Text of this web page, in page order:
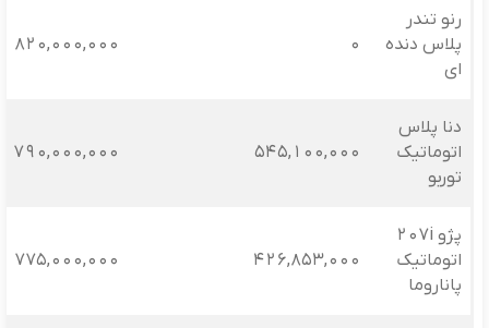
رنو تندر
پلاس دنده
‌ای
0
820,000,000
دنا پلاس
اتوماتیک
توربو
545,100,000
790,000,000
پژو 207i
اتوماتیک
پاناروما
426,853,000
775,000,000